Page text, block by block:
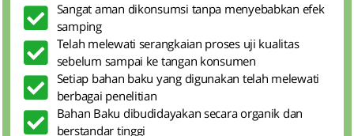
Sangat aman dikonsumsi tanpa menyebabkan efek
samping
Telah melewati serangkaian proses uji kualitas
sebelum sampai ke tangan konsumen
Setiap bahan baku yang digunakan telah melewati
berbagai penelitian
Bahan Baku dibudidayakan secara organik dan
berstandar tinggi